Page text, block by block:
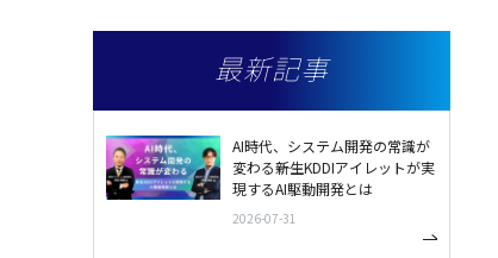
最新記事
AI時代、システム開発の常識が
変わる――新生KDDIアイレットが実
現するAI駆動開発とは
2026-07-31